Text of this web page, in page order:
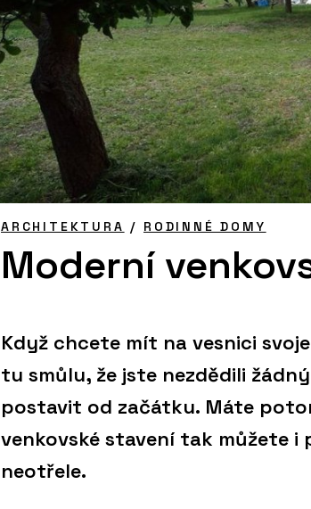
ARCHITEKTURA / RODINNÉ DOMY
Moderní
Když chcete mít na vesnici
tu smůlu, že jste nezdědili
postavit od začátku. Máte
venkovské stavení tak můžete
neotřele.